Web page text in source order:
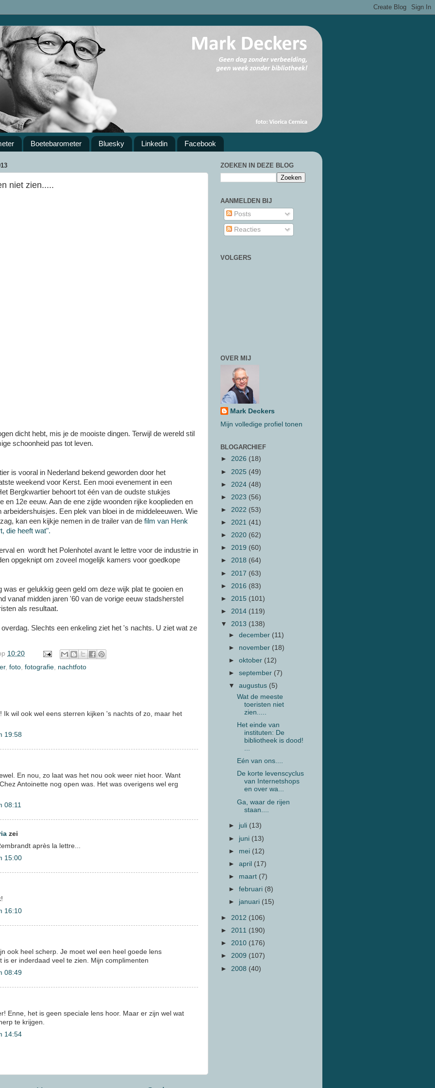
Boetebarometer Bluesky Linkedin Facebook
niet zien.....
dicht hebt, mis je de mooiste dingen. Terwijl de wereld stil
schoonheid pas tot leven.
is vooral in Nederland bekend geworden door het
weekend voor Kerst. Een mooi evenement in een
Bergkwartier behoort tot één van de oudste stukjes
en 12e eeuw. Aan de ene zijde woonden rijke kooplieden en
arbeidershuisjes. Een plek van bloei in de middeleeuwen. Wie
kan een kijkje nemen in de trailer van de film van Henk
die heeft wat".
en wordt het Polenhotel avant le lettre voor de industrie in
opgeknipt om zoveel mogelijk kamers voor goedkope
was er gelukkig geen geld om deze wijk plat te gooien en
vanaf midden jaren '60 van de vorige eeuw stadsherstel
als resultaat.
Slechts een enkeling ziet het 's nachts. U ziet wat ze
10:20
, foto fotografie nachtfoto
Ik wil ook wel eens sterren kijken 's nachts of zo, maar het
19:58
En nou, zo laat was het nou ook weer niet hoor. Want
Antoinette nog open was. Het was overigens wel erg
08:11
zei
après la lettre...
15:00
16:10
ook heel scherp. Je moet wel een heel goede lens
is er inderdaad veel te zien. Mijn complimenten
08:49
Enne, het is geen speciale lens hoor. Maar er zijn wel wat
te krijgen.
14:54
ZOEKEN IN DEZE BLOG
AANMELDEN BIJ
Posts
Reacties
VOLGERS
OVER MIJ
Mark Deckers
Mijn volledige profiel tonen
BLOGARCHIEF
► 2026 (18)
► 2025 (49)
► 2024 (48)
► 2023 (56)
► 2022 (53)
► 2021 (41)
► 2020 (62)
► 2019 (60)
► 2018 (64)
► 2017 (63)
► 2016 (83)
► 2015 (101)
► 2014 (119)
▼ 2013 (138)
►december (11)
► november (18)
►oktober (12)
►september (7)
▼augustus (5)
Wat de meeste
toeristen niet
zien.....
Het einde van
instituten: De
bibliotheek is dood!
...
Eén van ons....
De korte levenscyclus
van Internetshops
en over wa...
Ga, waar de rijen
staan....
► juli (13)
► juni (13)
► mei (12)
►april (17)
► maart (7)
►februari (8)
► januari (15)
► 2012 (106)
► 2011 (190)
► 2010 (176)
► 2009 (107)
► 2008 (40)